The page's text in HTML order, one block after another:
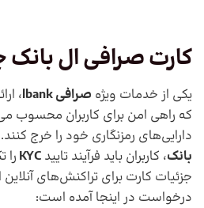
کارت صرافی ال
یکی از خدمات ویژه صرافی lbank
،
که راهی امن برای کاربران محسوب
دارایی‌های رمزنگاری خود را خرج
بانک، کاربران باید فرآیند تایید KYC را
جزئیات کارت برای تراکنش‌های
درخواست در اینجا آمده است: